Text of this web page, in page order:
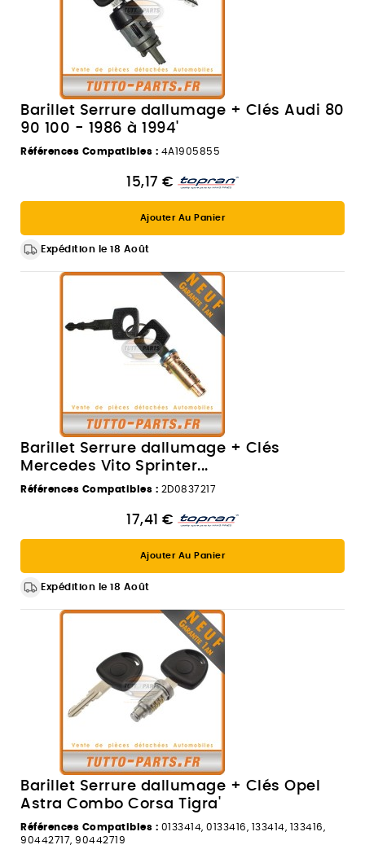
Barillet Serrure dallumage + Clés Audi 80
90 100 - 1986 à 1994'
Références Compatibles : 4A1905855
15,17 €
Ajouter Au Panier
Expédition le 18 Août
Barillet Serrure dallumage + Clés
Mercedes Vito Sprinter...
Références Compatibles : 2D0837217
17,41 €
Ajouter Au Panier
Expédition le 18 Août
Barillet Serrure dallumage + Clés Opel
Astra Combo Corsa Tigra'
Références Compatibles : 0133414, 0133416, 133414, 133416,
90442717, 90442719